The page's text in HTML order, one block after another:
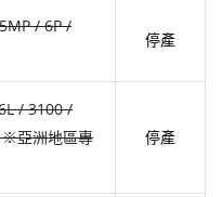
/ 6P /
停產
/ 3100 /
※亞洲地區專
停產